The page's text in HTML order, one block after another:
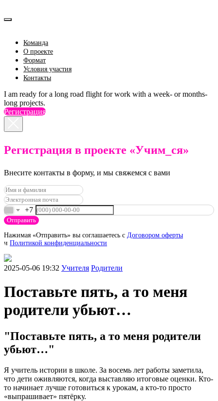
Команда
О проекте
Формат
Условия участия
Контакты
I am ready for a long road flight for work with a week- or months-
long projects.
Регистрация
Регистрация в проекте «Учим_ся»
Внесите контакты в форму, и мы свяжемся с вами
+7
Отправить
Нажимая «Отправить» вы соглашаетесь с Договором оферты
и Политикой конфиденциальности
2025-05-06 19:32 Учителя Родители
Поставьте пять, а то меня
родители убьют…
"Поставьте пять, а то меня родители
убьют…"
Я учитель истории в школе. За восемь лет работы заметила,
что дети оживляются, когда выставляю итоговые оценки. Кто-
то начинает лучше готовиться к урокам, а кто-то просто
«выпрашивает» пятёрку.